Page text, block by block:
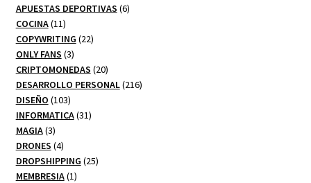
productos
APUESTAS DEPORTIVAS 66
COCINA 1111
productos
COPYWRITING 2222
ONLY FANS 33
productos
CRIPTOMONEDAS 2020
productos
DESARROLLO PERSONAL 216216
DISEÑO 103103
productos
INFORMATICA 3131
MAGIA 33
productos
DRONES 44
productos
DROPSHIPPING 2525
MEMBRESIA 11